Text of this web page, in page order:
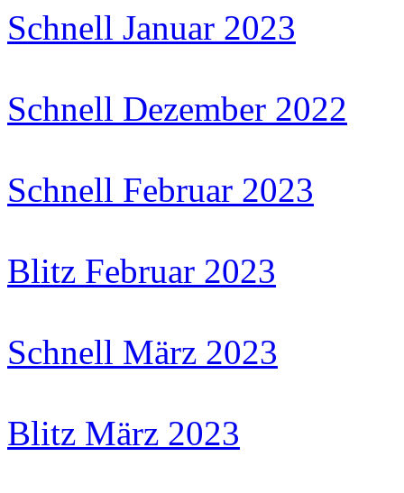
Schnell Januar 2023
Schnell Dezember 2022
Schnell Februar 2023
Blitz Februar 2023
Schnell März 2023
Blitz März 2023